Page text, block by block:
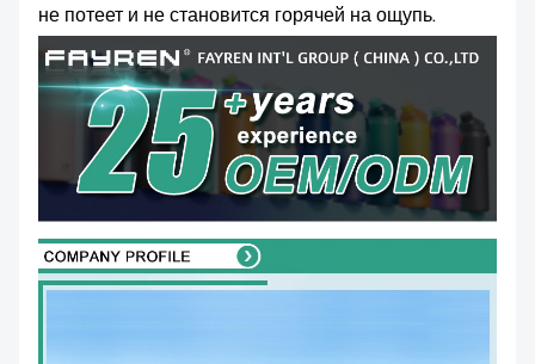
не потеет и не становится горячей на ощупь.